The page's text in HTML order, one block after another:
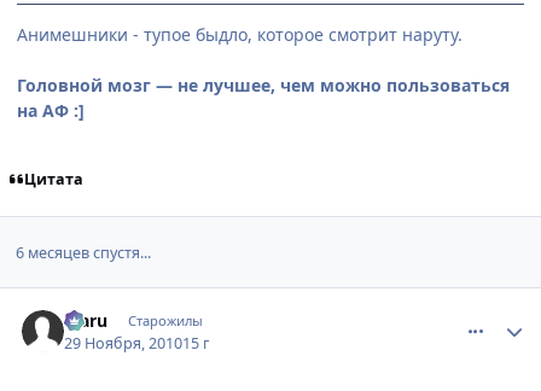
Анимешники - тупое быдло, которое смотрит наруту.
Головной мозг — не лучшее, чем можно пользоваться
на АФ :]
Цитата
6 месяцев спустя...
Mаru Старожилы
29 Ноября, 201015 г